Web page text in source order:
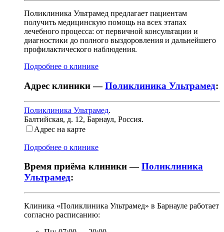
Поликлиника Ультрамед предлагает пациентам
получить медицинскую помощь на всех этапах
лечебного процесса: от первичной консультации и
диагностики до полного выздоровления и дальнейшего
профилактического наблюдения.
Подробнее о клинике
Адрес клиники —Поликлиника Ультрамед:
Поликлиника Ультрамед.
Балтийская, д. 12, Барнаул, Россия.
Адрес на карте
Подробнее о клинике
Время приёма клиники —Поликлиника
Ультрамед:
Клиника «Поликлиника Ультрамед» в Барнауле работает
согласно расписанию: